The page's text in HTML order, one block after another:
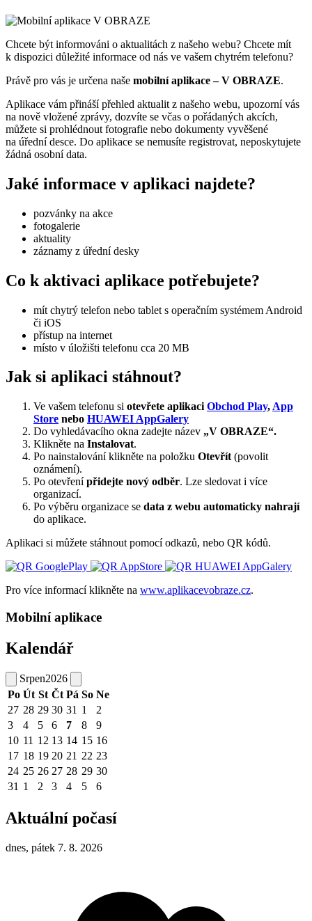
Chcete být informováni o aktualitách z našeho webu? Chcete mít
k dispozici důležité informace od nás ve vašem chytrém telefonu?
Právě pro vás je určena naše mobilní aplikace – V OBRAZE.
Aplikace vám přináší přehled aktualit z našeho webu, upozorní vás
na nově vložené zprávy, dozvíte se včas o pořádaných akcích,
můžete si prohlédnout fotografie nebo dokumenty vyvěšené
na úřední desce. Do aplikace se nemusíte registrovat, neposkytujete
žádná osobní data.
Jaké informace v aplikaci najdete?
pozvánky na akce
fotogalerie
aktuality
záznamy z úřední desky
Co k aktivaci aplikace potřebujete?
mít chytrý telefon nebo tablet s operačním systémem Android
či iOS
přístup na internet
místo v úložišti telefonu cca 20 MB
Jak si aplikaci stáhnout?
Ve vašem telefonu si otevřete aplikaci Obchod Play, App
Store nebo HUAWEI AppGalery
Do vyhledávacího okna zadejte název „V OBRAZE“.
Klikněte na Instalovat.
Po nainstalování klikněte na položku Otevřít (povolit
oznámení).
Po otevřenípřidejte nový odběr. Lze sledovat i více
organizací.
Po výběru organizace se data z webu automaticky nahrají
do aplikace.
Aplikaci si můžete stáhnout pomocí odkazů, nebo QR kódů.
Pro více informací klikněte na www.aplikacevobraze.cz.
Mobilní aplikace
Kalendář
Srpen2026
Po Út St Čt Pá So Ne
27 28 29 30 31 1
2
3
4 5 6 7 8
9
10 11 12 13 14 15 16
17 18 19 20 21 22 23
24 25 26 27 28 29 30
31 1 2 3 4 5 6
Aktuální počasí
dnes, pátek 7. 8. 2026